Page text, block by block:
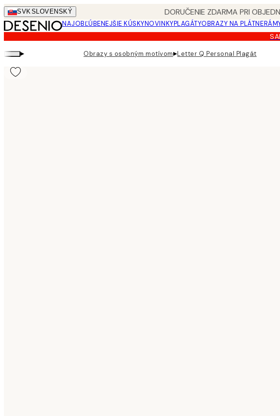
Skip
to
main
content.
SVKSLOVENSKÝ DORUČENIE ZDARMA PRI
NAJOBĽÚBENEJŠIE KÚSKYNOVINKYPLAGÁTYOBRAZY NA PLÁTNE
▸ Obrazy s osobným motívom▸Letter Q Personal Plagát